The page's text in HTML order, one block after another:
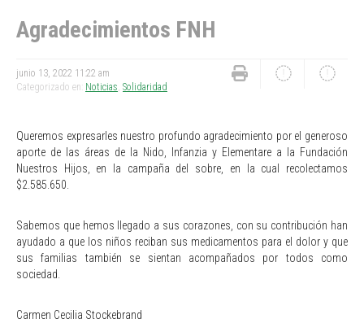
Agradecimientos FNH
junio 13, 2022 11:22 am
Categorizado en: Noticias Solidaridad
Queremos expresarles nuestro profundo agradecimiento por el generoso
aporte de las áreas de la Nido, Infanzia y Elementare a la Fundación
Nuestros Hijos, en la campaña del sobre, en la cual recolectamos
$2.585.650.
Sabemos que hemos llegado a sus corazones, con su contribución han
ayudado a que los niños reciban sus medicamentos para el dolor y que
sus familias también se sientan acompañados por todos como
sociedad.
Carmen Cecilia Stockebrand